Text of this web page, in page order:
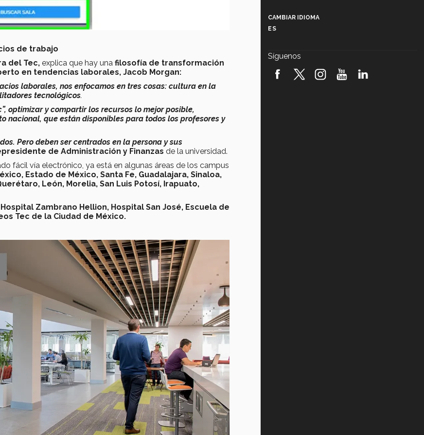
de trabajo
del Tec, explica que hay una filosofía de transformación
en tendencias laborales, Jacob Morgan:
laborales, nos enfocamos en tres cosas: cultura en la
tecnológicos.
optimizar y compartir los recursos lo mejor posible,
nacional, que están disponibles para todos los profesores y
Pero deben ser centrados en la persona y sus
de Administración y Finanzas de la universidad.
fácil vía electrónico, ya está en algunas áreas de los campus
Estado de México, Santa Fe, Guadalajara, Sinaloa,
León, Morelia, San Luis Potosí, Irapuato,
Hospital Zambrano Hellion, Hospital San José, Escuela de
Tec de la Ciudad de México.
robótica FIRST 2026! (video)
CAMBIAR IDIOMA
ES
Síguenos